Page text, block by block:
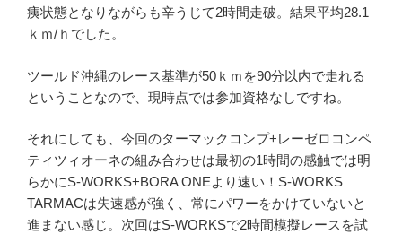
痍状態となりながらも辛うじて2時間走破。結果平均28.1
ｋｍ/ｈでした。
ツールド沖縄のレース基準が50ｋｍを90分以内で走れる
ということなので、現時点では参加資格なしですね。
それにしても、今回のターマックコンプ+レーゼロコンペ
ティツィオーネの組み合わせは最初の1時間の感触では明
らかにS-WORKS+BORA ONEより速い！S-WORKS
TARMACは失速感が強く、常にパワーをかけていないと
進まない感じ。次回はS-WORKSで2時間模擬レースを試